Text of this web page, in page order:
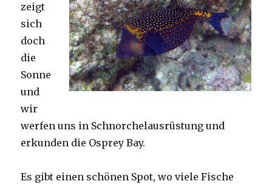
zeigt
sich
doch
die
Sonne
und
wir
werfen uns in Schnorchelausrüstung und
erkunden die Osprey Bay.
Es gibt einen schönen Spot, wo viele Fische